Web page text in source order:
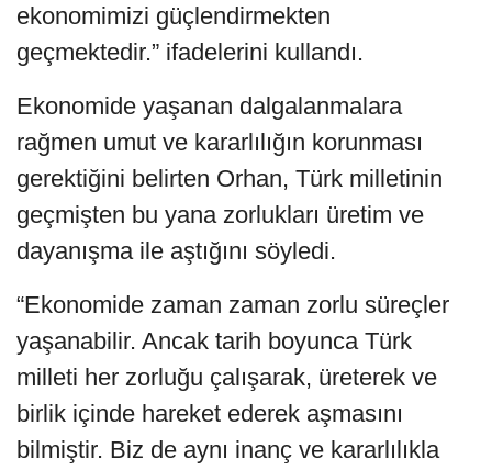
ekonomimizi güçlendirmekten
geçmektedir.” ifadelerini kullandı.
Ekonomide yaşanan dalgalanmalara
rağmen umut ve kararlılığın korunması
gerektiğini belirten Orhan, Türk milletinin
geçmişten bu yana zorlukları üretim ve
dayanışma ile aştığını söyledi.
“Ekonomide zaman zaman zorlu süreçler
yaşanabilir. Ancak tarih boyunca Türk
milleti her zorluğu çalışarak, üreterek ve
birlik içinde hareket ederek aşmasını
bilmiştir. Biz de aynı inanç ve kararlılıkla